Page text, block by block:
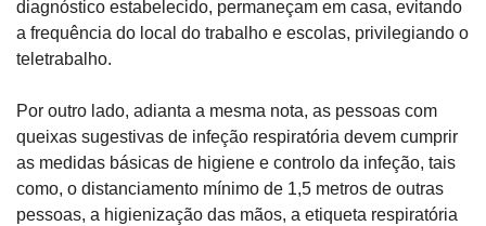
diagnóstico estabelecido, permaneçam em casa, evitando
a frequência do local do trabalho e escolas, privilegiando o
teletrabalho.
Por outro lado, adianta a mesma nota, as pessoas com
queixas sugestivas de infeção respiratória devem cumprir
as medidas básicas de higiene e controlo da infeção, tais
como, o distanciamento mínimo de 1,5 metros de outras
pessoas, a higienização das mãos, a etiqueta respiratória